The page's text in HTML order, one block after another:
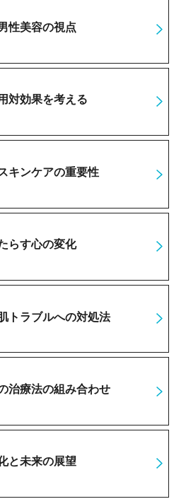
性美容の視点
対効果を考える
キンケアの重要性
らす心の変化
トラブルへの対処法
治療法の組み合わせ
と未来の展望